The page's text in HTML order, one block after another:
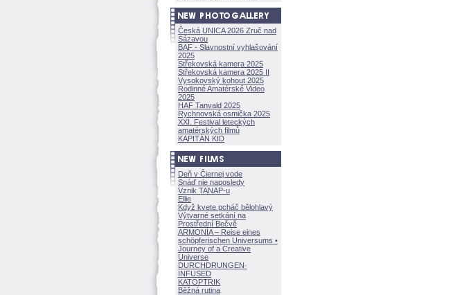
Česká UNICA 2026 Zruč nad
Sázavou
BAF - Slavnostní vyhlašování
2025
Střekovská kamera 2025
Střekovská kamera 2025 II
Vysokovský kohout 2025
Rodinné Amatérské Video
2025
HAF Tanvald 2025
Rychnovská osmička 2025
XXI. Festival leteckých
amatérských filmů
KAPITÁN KID
Deň v Čiernej vode
Snáď nie naposledy
Vznik TANAP-u
Ellie
Když kvete pcháč bělohlavý
Výtvarné setkání na
Prostřední Bečvě
ARMONÍA – Reise eines
schöpferischen Universums •
Journey of a Creative
Universe
DURCHDRUNGEN·
INFUSED
KATOPTRIK
Běžná rutina